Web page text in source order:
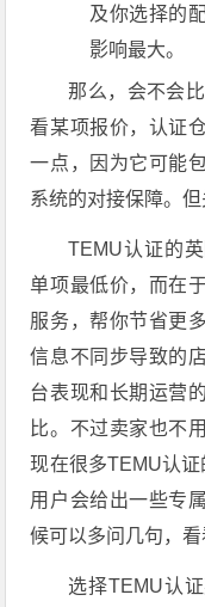
及你选择的
影响最大。
那么，会不会
看某项报价，认证
一点，因为它可能
系统的对接保障。
TEMU认证的
单项最低价，而在
服务，帮你节省更
信息不同步导致的
台表现和长期运营
比。不过卖家也不
现在很多TEMU认
用户会给出一些专
候可以多问几句，看
选择TEMU认